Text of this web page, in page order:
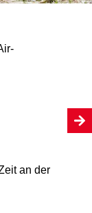
an der